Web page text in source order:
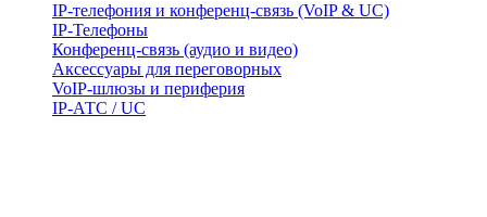
IP-телефония и конференц-связь (VoIP & UC)
IP-Телефоны
Конференц-связь (аудио и видео)
Аксессуары для переговорных
VoIP-шлюзы и периферия
IP-АТС / UC